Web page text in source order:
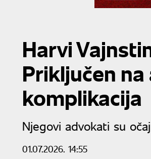
Harvi
Priključen
komplikacija
Njegovi advokati su
01.07.2026. 14:55